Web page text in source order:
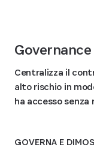
Centralizza il
alto rischio in
ha accesso
GOVERNA E